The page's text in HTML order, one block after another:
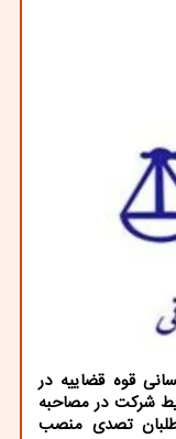
قوه قضاییه در
شركت در مصاحبه
تصدی منصب